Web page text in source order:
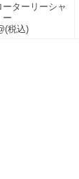
ターリーシャ
ー
(税込)